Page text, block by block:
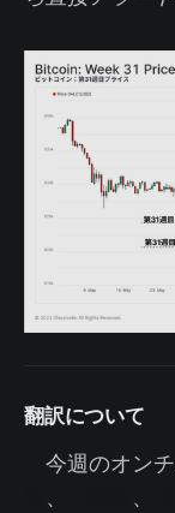
翻訳について
今週のオンチ
、 、